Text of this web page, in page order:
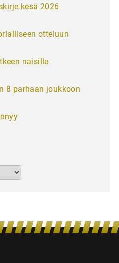
kesä 2026
otteluun
naisille
8 parhaan joukkoon